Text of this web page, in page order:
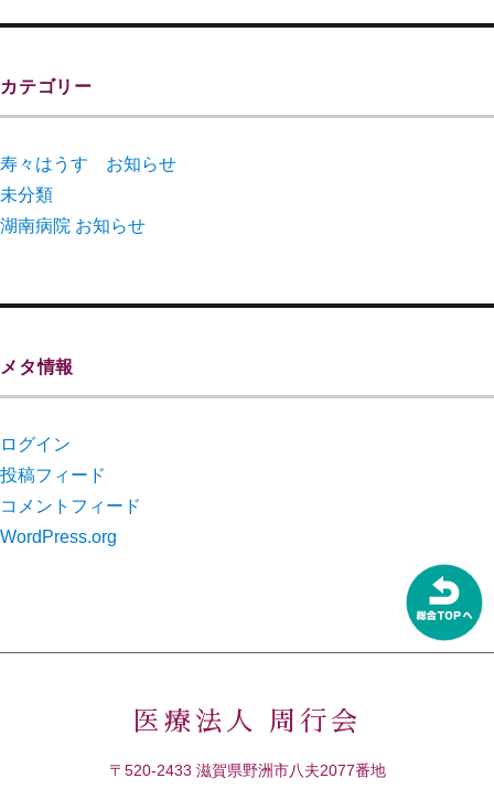
カテゴリー
寿々はうす お知らせ
未分類
湖南病院 お知らせ
メタ情報
ログイン
投稿フィード
コメントフィード
WordPress.org
医療法人 周行会
〒520-2433 滋賀県野洲市八夫2077番地